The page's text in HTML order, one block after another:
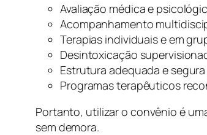
Avaliação médica e
Acompanhamento
Terapias individuais e em
Desintoxicação
Estrutura adequada e
Programas terapêuticos
Portanto, utilizar o convênio é
sem demora.